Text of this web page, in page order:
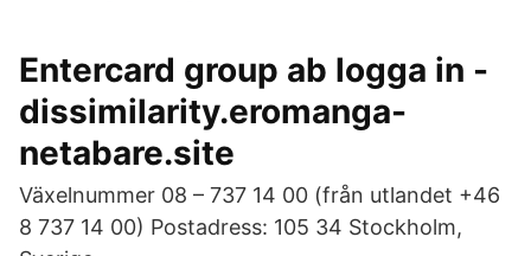
Entercard group ab logga in -
dissimilarity.eromanga-
netabare.site
Växelnummer 08 – 737 14 00 (från utlandet +46
8 737 14 00) Postadress: 105 34 Stockholm,